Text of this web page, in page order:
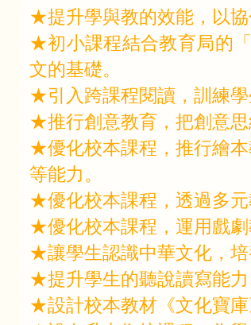
★提升學與教的效能，以協
★初小課程結合教育局的
文的基礎。
★引入跨課程閱讀，訓練學
★推行創意教育，把創意思
★優化校本課程，推行繪
等能力。
★優化校本課程，透過多元
★優化校本課程，運用戲劇
★讓學生認識中華文化，培
★提升學生的聽說讀寫能力
★設計校本教材《文化寶庫